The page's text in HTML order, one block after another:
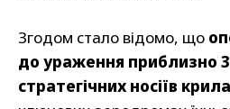
Згодом стало відомо, що
до ураження приблизно
стратегічних носіїв